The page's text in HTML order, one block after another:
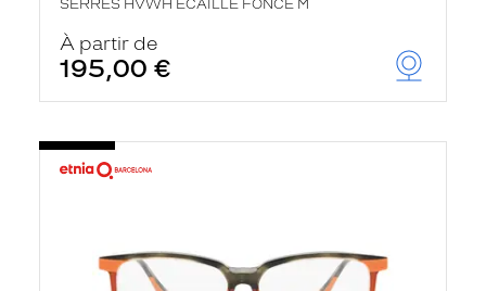
SERRES HVWH ECAILLE FONCE M
À partir de
195,00 €